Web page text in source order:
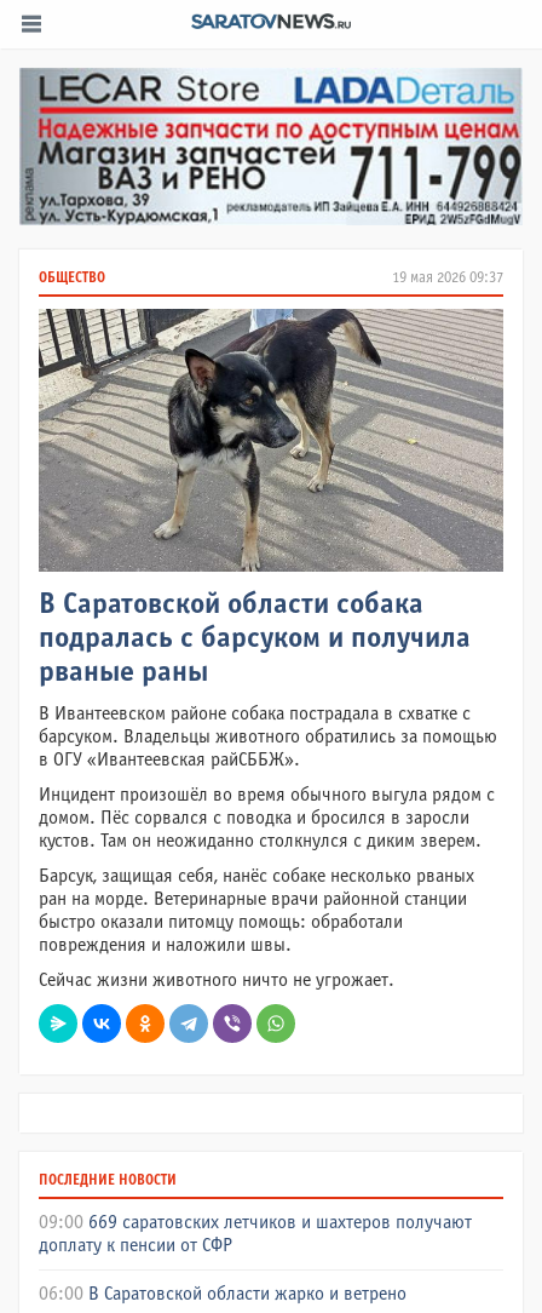
19 мая 2026 09:37
ОБЩЕСТВО
В Саратовской области собака
подралась с барсуком и получила
рваные раны
В Ивантеевском районе собака пострадала в схватке с
барсуком. Владельцы животного обратились за помощью
в ОГУ «Ивантеевская райСББЖ».
Инцидент произошёл во время обычного выгула рядом с
домом. Пёс сорвался с поводка и бросился в заросли
кустов. Там он неожиданно столкнулся с диким зверем.
Барсук, защищая себя, нанёс собаке несколько рваных
ран на морде. Ветеринарные врачи районной станции
быстро оказали питомцу помощь: обработали
повреждения и наложили швы.
Сейчас жизни животного ничто не угрожает.
ПОСЛЕДНИЕ НОВОСТИ
09:00 669 саратовских летчиков и шахтеров получают
доплату к пенсии от СФР
06:00 В Саратовской области жарко и ветрено